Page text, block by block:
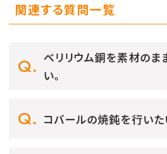
関連する質問一覧
ベリリウム銅を素材のま
い。
コバールの焼鈍を行いた